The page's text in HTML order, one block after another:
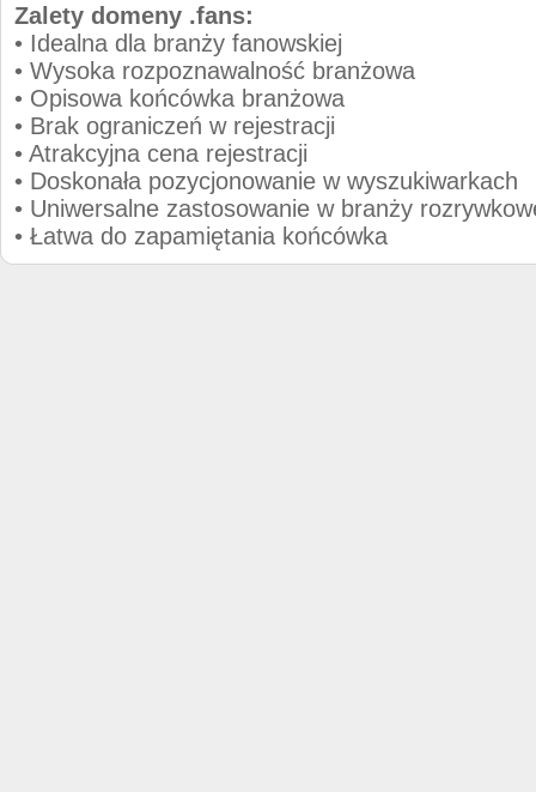
Zalety domeny .fans:
• Idealna dla branży fanowskiej
• Wysoka rozpoznawalność branżowa
• Opisowa końcówka branżowa
• Brak ograniczeń w rejestracji
• Atrakcyjna cena rejestracji
• Doskonała pozycjonowanie w wyszukiwarkach
• Uniwersalne zastosowanie w branży
• Łatwa do zapamiętania końcówka